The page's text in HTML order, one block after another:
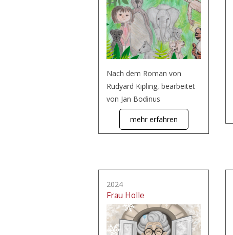
Nach dem Roman von
Rudyard Kipling, bearbeitet
von Jan Bodinus
mehr erfahren
2024
Frau Holle